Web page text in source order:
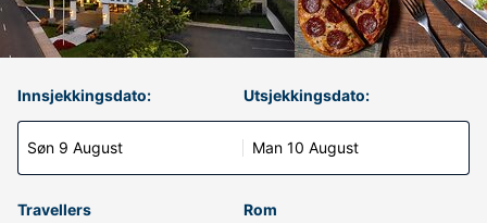
Innsjekkingsdato:
Søn 9 August
Utsjekkingsdato:
Man 10 August
Travellers Rom